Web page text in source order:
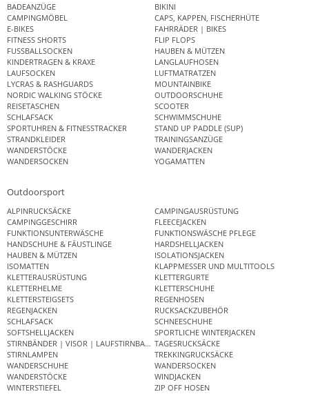
BADEANZÜGE
BIKINI
CAMPINGMÖBEL
CAPS, KAPPEN, FISCHERHÜTE
E-BIKES
FAHRRÄDER | BIKES
FITNESS SHORTS
FLIP FLOPS
FUSSBALLSOCKEN
HAUBEN & MÜTZEN
KINDERTRAGEN & KRAXE
LANGLAUFHOSEN
LAUFSOCKEN
LUFTMATRATZEN
LYCRAS & RASHGUARDS
MOUNTAINBIKE
NORDIC WALKING STÖCKE
OUTDOORSCHUHE
REISETASCHEN
SCOOTER
SCHLAFSACK
SCHWIMMSCHUHE
SPORTUHREN & FITNESSTRACKER
STAND UP PADDLE (SUP)
STRANDKLEIDER
TRAININGSANZÜGE
WANDERSTÖCKE
WANDERJACKEN
WANDERSOCKEN
YOGAMATTEN
Outdoorsport
ALPINRUCKSÄCKE
CAMPINGAUSRÜSTUNG
CAMPINGGESCHIRR
FLEECEJACKEN
FUNKTIONSUNTERWÄSCHE
FUNKTIONSWÄSCHE PFLEGE
HANDSCHUHE & FÄUSTLINGE
HARDSHELLJACKEN
HAUBEN & MÜTZEN
ISOLATIONSJACKEN
ISOMATTEN
KLAPPMESSER UND MULTITOOLS
KLETTERAUSRÜSTUNG
KLETTERGURTE
KLETTERHELME
KLETTERSCHUHE
KLETTERSTEIGSETS
REGENHOSEN
REGENJACKEN
RUCKSACKZUBEHÖR
SCHLAFSACK
SCHNEESCHUHE
SOFTSHELLJACKEN
SPORTLICHE WINTERJACKEN
STIRNBÄNDER | VISOR | LAUFSTIRNBANDTAGESRUCKSÄCKE
STIRNLAMPEN
TREKKINGRUCKSÄCKE
WANDERSCHUHE
WANDERSOCKEN
WANDERSTÖCKE
WINDJACKEN
WINTERSTIEFEL
ZIP OFF HOSEN